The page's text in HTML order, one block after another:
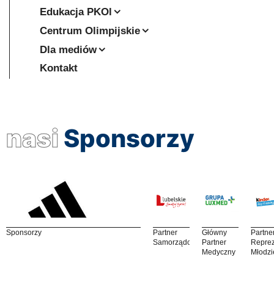
Edukacja PKOl
Centrum Olimpijskie
Dla mediów
Kontakt
nasi Sponsorzy
Sponsorzy
Partner
Samorządowy
Główny
Partner
Medyczny